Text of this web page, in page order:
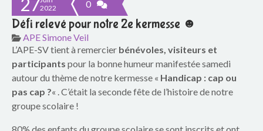
d
e
s
p
2022
0
Défi relevé pour notre 2e kermesse ☻
APE Simone Veil
L’APE-SV tient à remercier bénévoles, visiteurs et
participants pour la bonne humeur manifestée samedi
autour du thème de notre kermesse « Handicap : cap ou
pas cap ?« . C’était la secondefête de l’histoire de notre
groupe scolaire !